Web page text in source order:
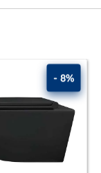
- 8%